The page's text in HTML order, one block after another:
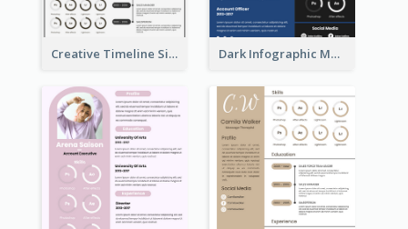
Creative Timeline Simple Resume Dark Infographic Marketing Assistant Resume